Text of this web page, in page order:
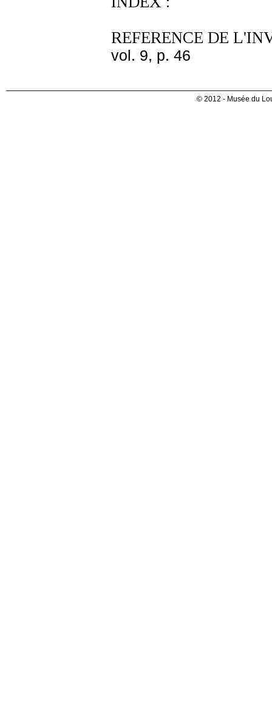
REFERENCE DE
vol. 9, p. 46
© 2012 - Musée du